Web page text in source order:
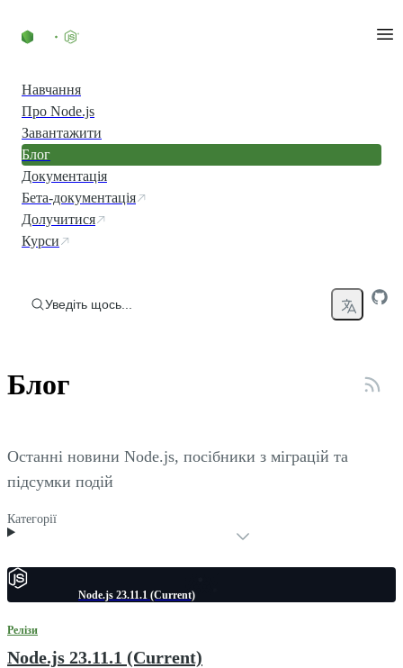
Навчання
Про Node.js
Завантажити
Блог
Документація
Бета-документація
Долучитися
Курси
Уведіть щось...
Блог
Останні новини Node.js, посібники з міграцій та
підсумки подій
Категорії
Node.js 23.11.1 (Current)
Релізи
Node.js 23.11.1 (Current)